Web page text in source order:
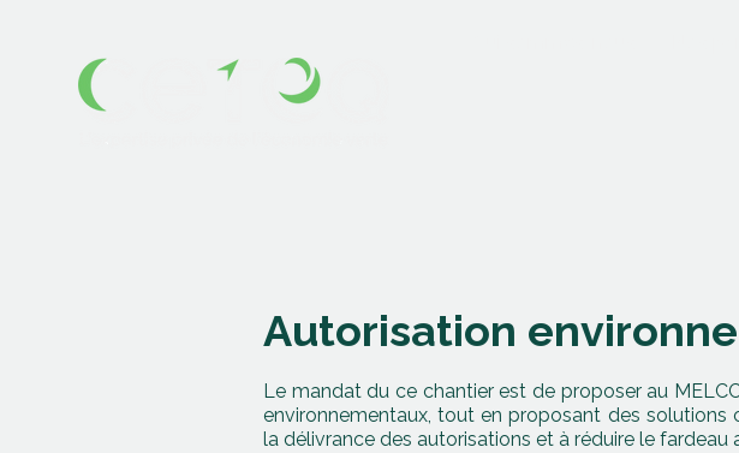
Autorisation
Le mandat du ce chantier est de proposer au
environnementaux, tout en proposant des solutions
la délivrance des autorisations et à réduire le fardeau